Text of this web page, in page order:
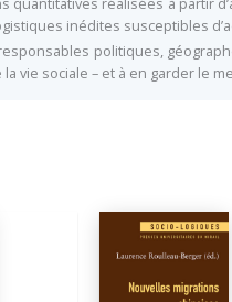
inédites susceptibles
politiques,
vie sociale – et à en garder le